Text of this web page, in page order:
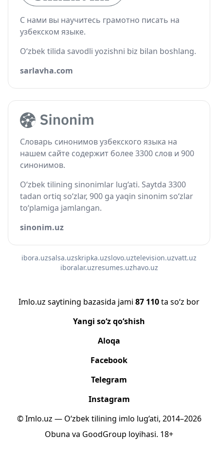
С нами вы научитесь грамотно писать на
узбекском языке.
O‘zbek tilida savodli yozishni biz bilan boshlang.
sarlavha.com
Словарь синонимов узбекского языка на
нашем сайте содержит более 3300 слов и 900
синонимов.
O‘zbek tilining sinonimlar lug‘ati. Saytda 3300
tadan ortiq so‘zlar, 900 ga yaqin sinonim so‘zlar
to‘plamiga jamlangan.
sinonim.uz
ibora.uzsalsa.uzskripka.uzslovo.uztelevision.uzvatt.uz
iboralar.uzresumes.uzhavo.uz
Imlo.uz saytining bazasida jami 87 110ta so‘z bor
Yangi so‘z qo‘shish
Aloqa
Facebook
Telegram
Instagram
© Imlo.uz — O‘zbek tilining imlo lug‘ati, 2014–2026
Obuna va GoodGroup loyihasi. 18+